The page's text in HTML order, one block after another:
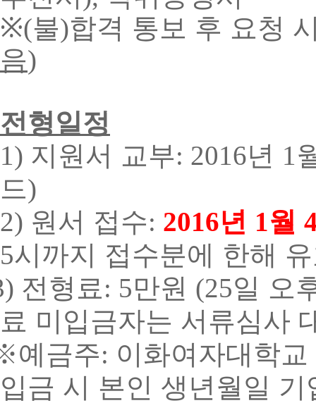
※(불)합격 통보 후 요청
음)
전형일정
1) 지원서 교부: 2016년 1
드)
2) 원서 접수: 2016년 1월
5시까지 접수분에 한해
전형료 : 5만원 (25일 오
료 미입금자는 서류심사
예금주: 이화여자대학
입금 시 본인 생년월일 기